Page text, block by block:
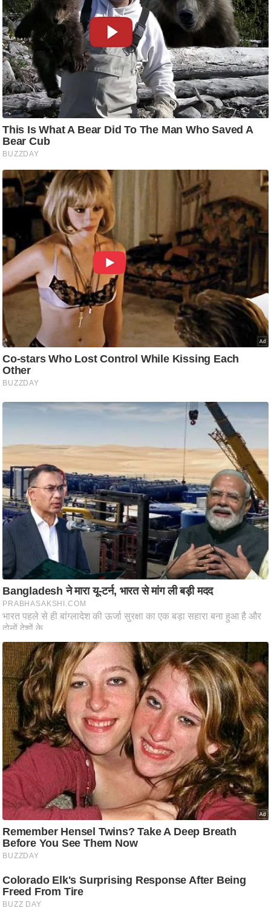
g
N
e
w
s
ला
इ
फ
स्टा
इ
टे
क्नॉ
जी
ब्यू
टी
/
फै
घ
रे
लू
र्य
ट
न
स्थ
ल
ट
स
मं
त्रा
रि
ले
श
न
शि
प
रा
ज
नी
ति
वि
श्ले
ष
ण
स
सा
म